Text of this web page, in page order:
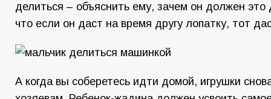
делиться – объяснить ему, зачем он должен это
что если он даст на время другу лопатку, тот
А когда вы соберетесь идти домой, игрушки